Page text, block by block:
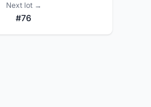
Next lot →
#76